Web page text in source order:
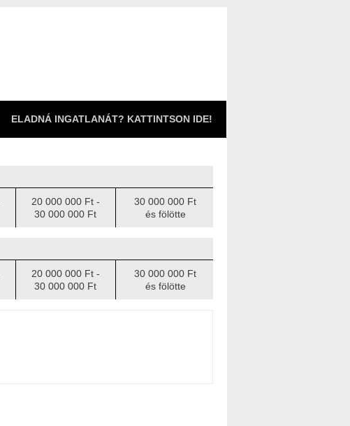
ELADNÁ INGATLANÁT? KATTINTSON IDE!
20 000 000 Ft -
30 000 000 Ft
30 000 000 Ft
és fölötte
20 000 000 Ft -
30 000 000 Ft
30 000 000 Ft
és fölötte